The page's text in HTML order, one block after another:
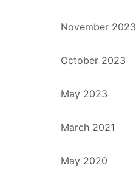
November 2023
October 2023
May 2023
March 2021
May 2020